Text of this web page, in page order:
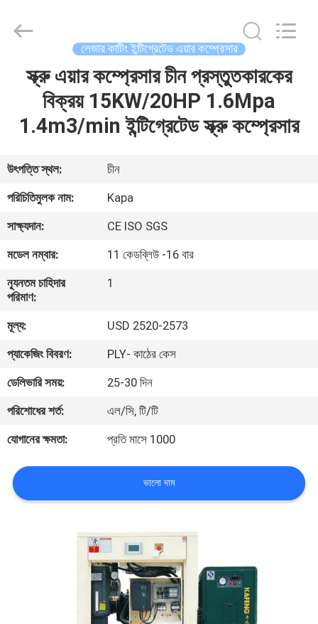
বাড়ি
পণ্য
ভিডিও
সম্পর্কে
কারখানা
গুণমান
নিয়ন্ত্রণ
সাথে
যোগাযোগ
Gas
Technology
Reserved.
লেজার কাটিং ইন্টিগ্রেটেড এয়ার কম্প্রেসার
স্ক্রু এয়ার কম্প্রেসার চীন প্রস্তুতকারকের
বিক্রয় 15KW/20HP 1.6Mpa
1.4m3/min ইন্টিগ্রেটেড স্ক্রু কম্প্রেসার
উৎপত্তি স্থল:
চীন
পরিচিতিমুলক নাম:
Kapa
সাক্ষ্যদান:
CE ISO SGS
মডেল নম্বার:
11 কেডব্লিউ -16 বার
ন্যূনতম চাহিদার
পরিমাণ:
1
মূল্য:
USD 2520-2573
প্যাকেজিং বিবরণ:
PLY- কাঠের কেস
ডেলিভারি সময়:
25-30 দিন
পরিশোধের শর্ত:
এল/সি, টি/টি
যোগানের ক্ষমতা:
প্রতি মাসে 1000
ভালো দাম